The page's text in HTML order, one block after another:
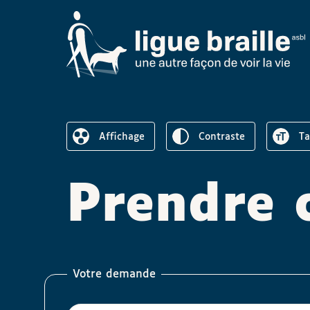
Affichage
Réduire l’affichage
Inverser le
contraste
Prendre
Votre demande